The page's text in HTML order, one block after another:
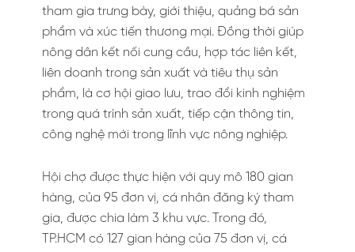
tham gia trưng bày, giới thiệu, quảng bá sản
phẩm và xúc tiến thương mại. Đồng thời giúp
nông dân kết nối cung cầu, hợp tác liên kết,
liên doanh trong sản xuất và tiêu thụ sản
phẩm, là cơ hội giao lưu, trao đổi kinh nghiệm
trong quá trình sản xuất, tiếp cận thông tin,
công nghệ mới trong lĩnh vực nông nghiệp.
Hội chợ được thực hiện với quy mô 180 gian
hàng, của 95 đơn vị, cá nhân đăng ký tham
gia, được chia làm 3 khu vực. Trong đó,
TP.HCM có 127 gian hàng của 75 đơn vị, cá